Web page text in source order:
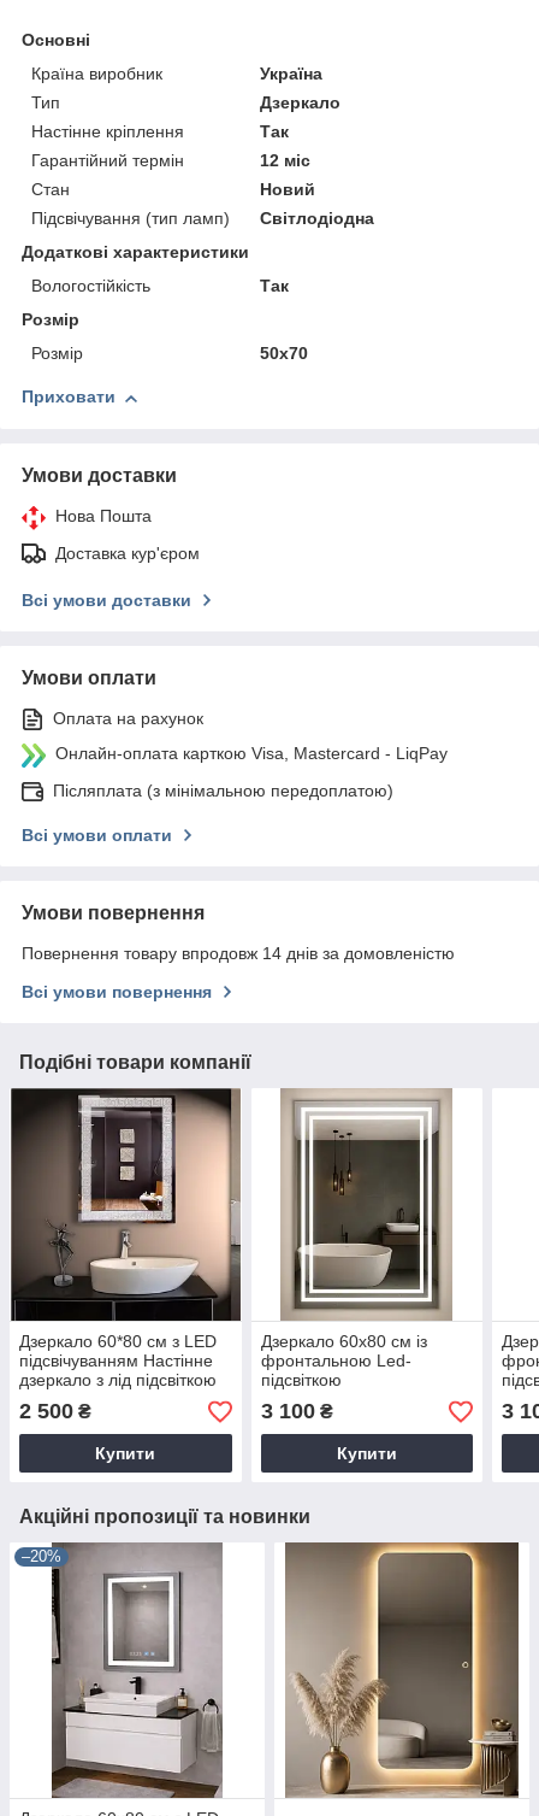
Основні
Країна виробник
Україна
Тип
Дзеркало
Настінне кріплення
Так
Гарантійний термін
12 міс
Стан
Новий
Підсвічування (тип ламп)
Світлодіодна
Додаткові характеристики
Вологостійкість
Так
Розмір
Розмір
50х70
Приховати
Умови доставки
Нова Пошта
Доставка кур'єром
Всі умови доставки
Умови оплати
Оплата на рахунок
Онлайн-оплата карткою Visa, Mastercard - LiqPay
Післяплата (з мінімальною передоплатою)
Всі умови оплати
Умови повернення
Повернення товару впродовж 14 днів за домовленістю
Всі умови повернення
Подібні товари компанії
Дзеркало 60*80 см з LED
підсвічуванням Настінне
дзеркало з лід підсвіткою
для ванної кімнати 1-008м
2 500 ₴
Купити
Дзеркало 60х80 см із
фронтальною Led-
підсвіткою
3 100₴
Купити
3
Акційні пропозиції та новинки
–20%